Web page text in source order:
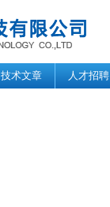
技术文章 人才招聘